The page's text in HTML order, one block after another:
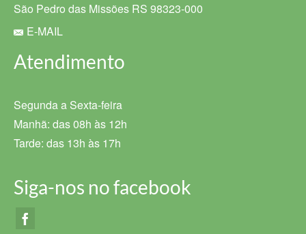
São Pedro das Missões RS 98323-000
E-MAIL
Atendimento
Segunda a Sexta-feira
Manhã: das 08h às 12h
Tarde: das 13h às 17h
Siga-nos no facebook